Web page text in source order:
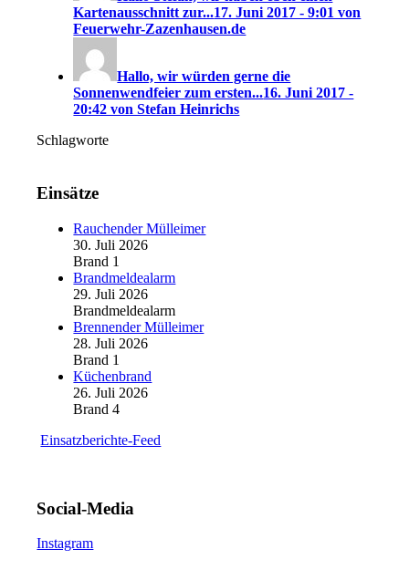
Kartenausschnitt zur...17. Juni 2017 - 9:01 von
Feuerwehr-Zazenhausen.de
Hallo, wir würden gerne die
Sonnenwendfeier zum ersten...16. Juni 2017 -
20:42 von Stefan Heinrichs
Schlagworte
Einsätze
Rauchender Mülleimer
30. Juli 2026
Brand 1
Brandmeldealarm
29. Juli 2026
Brandmeldealarm
Brennender Mülleimer
28. Juli 2026
Brand 1
Küchenbrand
26. Juli 2026
Brand 4
Einsatzberichte-Feed
Social-Media
Instagram